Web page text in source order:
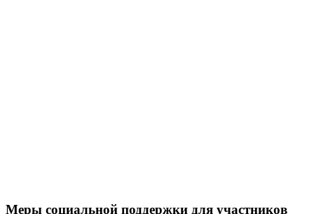
Меры социальной поддержки для участников